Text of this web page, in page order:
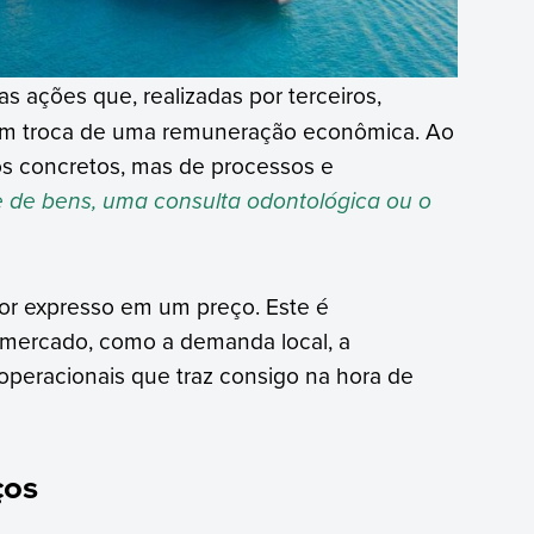
ações que, realizadas por terceiros,
troca de uma remuneração econômica. Ao
concretos, mas de processos e
de bens, uma consulta odontológica ou o
expresso em um preço. Este é
como a demanda local, a
que traz consigo na hora de